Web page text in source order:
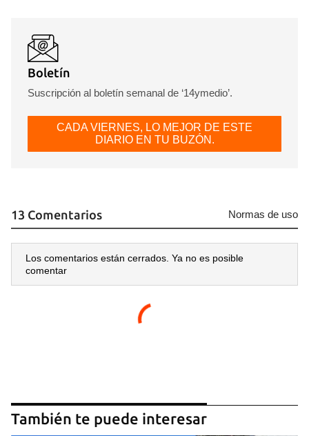
Guardar como favorito
iniciar sesión con tu cuenta de 14ymedio.
INICIAR SESIÓN CANCELAR
Boletín
Suscripción al boletín semanal de ‘14ymedio’.
CADA VIERNES, LO MEJOR DE ESTE
DIARIO EN TU BUZÓN.
13 Comentarios Normas de uso
Los comentarios están cerrados. Ya no es posible
comentar
También te puede interesar